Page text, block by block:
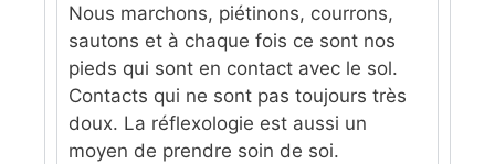
Nous marchons, piétinons, courrons,
sautons et à chaque fois ce sont nos
pieds qui sont en contact avec le sol.
Contacts qui ne sont pas toujours très
doux. La réflexologie est aussi un
moyen de prendre soin de soi.